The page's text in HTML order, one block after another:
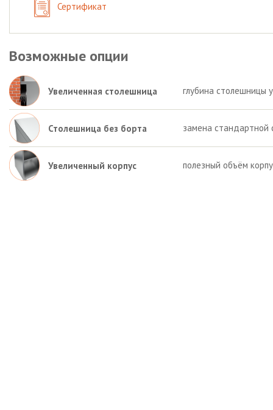
Сертификат
Возможные опции
Увеличенная столешница глубина столешницы
Столешница без борта замена стандартной
Увеличенный корпус полезный объём